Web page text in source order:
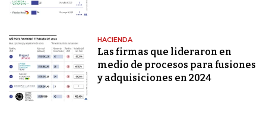
HACIENDA
Las firmas que lideraron en
medio de procesos para fusiones
y adquisiciones en 2024